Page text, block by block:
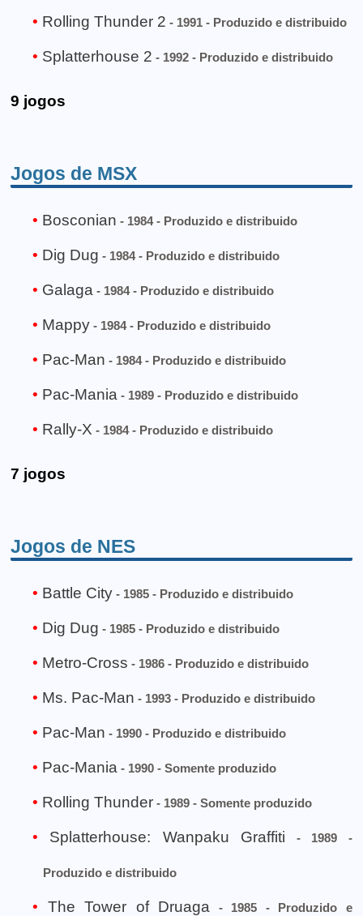
Rolling Thunder 2 - 1991 - Produzido e distribuido
Splatterhouse 2 - 1992 - Produzido e distribuido
9 jogos
Jogos de MSX
Bosconian - 1984 - Produzido e distribuido
Dig Dug - 1984 - Produzido e distribuido
Galaga - 1984 - Produzido e distribuido
Mappy - 1984 - Produzido e distribuido
Pac-Man - 1984 - Produzido e distribuido
Pac-Mania - 1989 - Produzido e distribuido
Rally-X - 1984 - Produzido e distribuido
7 jogos
Jogos de NES
Battle City - 1985 - Produzido e distribuido
Dig Dug - 1985 - Produzido e distribuido
Metro-Cross - 1986 - Produzido e distribuido
Ms. Pac-Man - 1993 - Produzido e distribuido
Pac-Man - 1990 - Produzido e distribuido
Pac-Mania - 1990 - Somente produzido
Rolling Thunder - 1989 - Somente produzido
Splatterhouse: Wanpaku Graffiti - 1989 -
Produzido e distribuido
The Tower of Druaga - 1985 - Produzido e